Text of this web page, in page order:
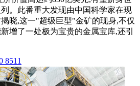
。此番重大发现由中国科学家在现
晓,这一"超级巨型"金矿的现身,不仅
增了一处极为宝贵的金属宝库,还引
8511